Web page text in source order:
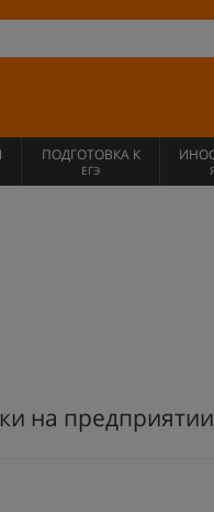
ПОДГОТОВКА К
ЕГЭ
на